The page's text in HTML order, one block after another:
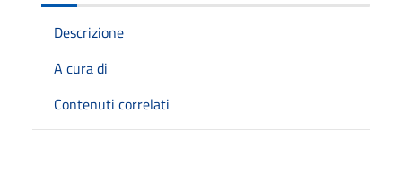
Descrizione
A cura di
Contenuti correlati